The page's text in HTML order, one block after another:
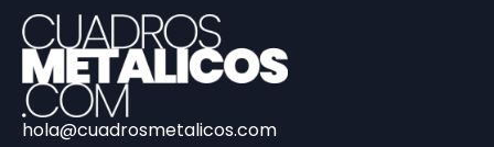
hola@cuadrosmetalicos.com